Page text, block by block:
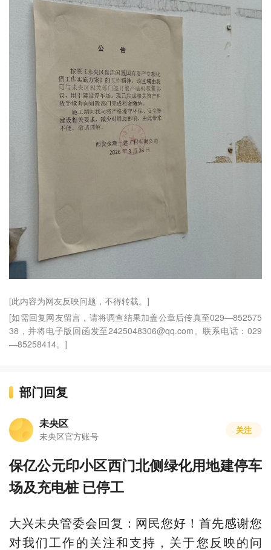
[此内容为网友反映问题，不得转载。]
[如需回复网友留言，请将调查结果加盖公章后传真至029—852575
38，并将电子版回函发至2425048306@qq.com。联系电话：029
—85258414。]
部门回复
未央区
未央区官方账号
关注
保亿公元印小区西门北侧绿化用地建停车
场及充电桩 已停工
大兴未央管委会回复：网民您好！首先感谢您
对我们工作的关注和支持，关于您反映的问